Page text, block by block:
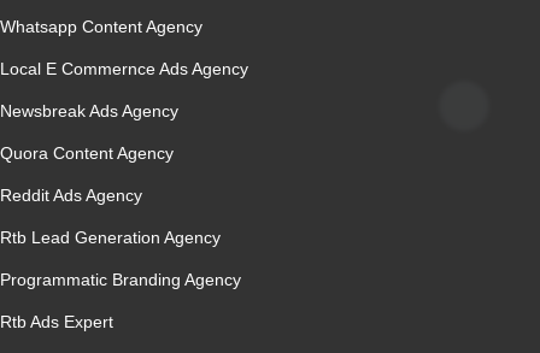
Whatsapp Content Agency
Local E Commernce Ads Agency
Newsbreak Ads Agency
Quora Content Agency
Reddit Ads Agency
Rtb Lead Generation Agency
Programmatic Branding Agency
Rtb Ads Expert